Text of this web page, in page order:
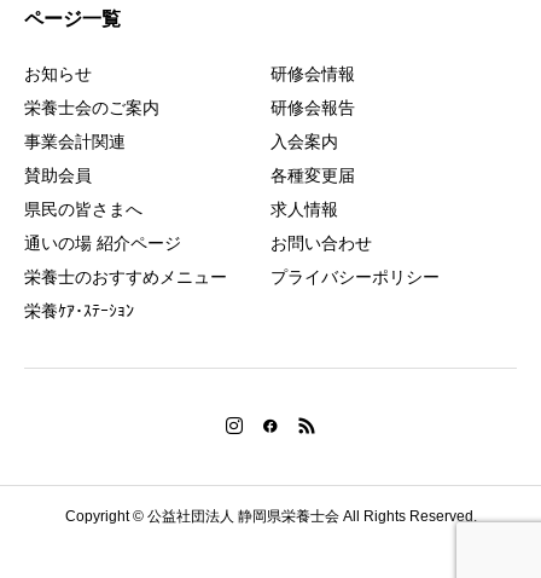
ページ一覧
お知らせ
栄養士会のご案内
事業会計関連
賛助会員
県民の皆さまへ
通いの場 紹介ページ
栄養士のおすすめメニュー
栄養ｹｱ･ｽﾃｰｼｮﾝ
研修会情報
研修会報告
入会案内
各種変更届
求人情報
お問い合わせ
プライバシーポリシー
Copyright © 公益社団法人 静岡県栄養士会 All Rights Reserved.